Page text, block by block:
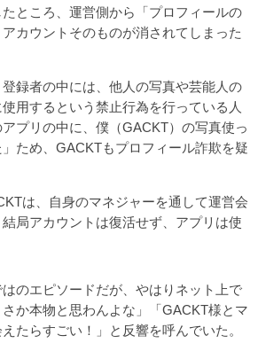
ところ、運営側から「プロフィールの
カウントそのものが消されてしまった
録者の中には、他人の写真や芸能人の
用するという禁止行為を行っている人
プリの中に、僕（GACKT）の写真使っ
ため、GACKTもプロフィール詐欺を疑
は、自身のマネジャーを通して運営会
局アカウントは復活せず、アプリは使
のエピソードだが、やはりネット上で
か本物と思わんよな」「GACKT様とマ
たらすごい！」と反響を呼んでいた。